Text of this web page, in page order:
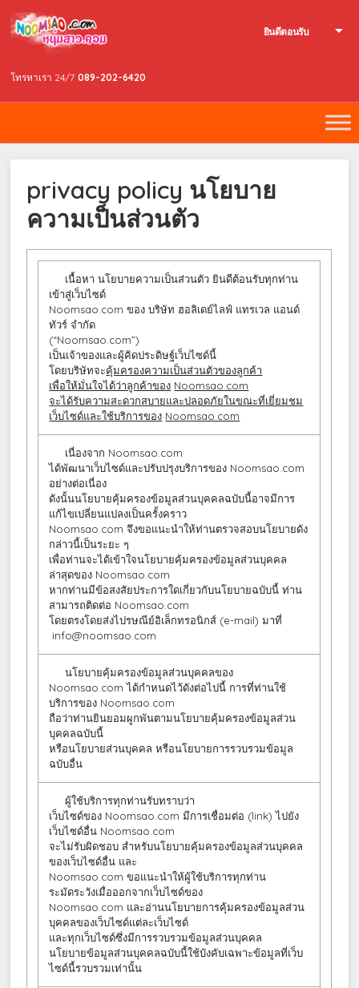
โทรหาเรา 24/7 089-202-6420
ยินดีตอนรับ
privacy policy นโยบาย
ความเป็นส่วนตัว
เนื้อหา นโยบายความเป็นส่วนตัว ยินดีต้อนรับทุกท่าน
เข้าสู่เว็บไซด์
Noomsao.com ของบริษัท ฮอลิเดย์ไลฟ์ แทรเวล แอนด์
ทัวร์ จำกัด
(“Noomsao.com”)
เป็นเจ้าของและผู้คิดประดิษฐ์เว็บไซด์นี้
โดยบริษัทจะคุ้มครองความเป็นส่วนตัวของลูกค้า
เพื่อให้มั่นใจได้ว่าลูกค้าของ Noomsao.com
จะได้รับความสะดวกสบายและปลอดภัยในขณะที่เยี่ยมชม
เว็บไซด์และใช้บริการของ Noomsao.com
เนื่องจาก Noomsao.com
ได้พัฒนาเว็บไซด์และปรับปรุงบริการของ Noomsao.com
อย่างต่อเนื่อง
ดังนั้นนโยบายคุ้มครองข้อมูลส่วนบุคคลฉบับนี้อาจมีการ
แก้ไขเปลี่ยนแปลงเป็นครั้งคราว
Noomsao.com จึงขอแนะนำให้ท่านตรวจสอบนโยบายดัง
กล่าวนี้เป็นระยะ ๆ
เพื่อท่านจะได้เข้าใจนโยบายคุ้มครองข้อมูลส่วนบุคคล
ล่าสุดของ Noomsao.com
หากท่านมีข้อสงสัยประการใดเกี่ยวกับนโยบายฉบับนี้ ท่าน
สามารถติดต่อ Noomsao.com
โดยตรงโดยส่งไปรษณีย์อิเล็กทรอนิกส์ (e-mail) มาที่
info@noomsao.com
นโยบายคุ้มครองข้อมูลส่วนบุคคลของ
Noomsao.com ได้กำหนดไว้ดังต่อไปนี้ การที่ท่านใช้
บริการของ Noomsao.com
ถือว่าท่านยินยอมผูกพันตามนโยบายคุ้มครองข้อมูลส่วน
บุคคลฉบับนี้
หรือนโยบายส่วนบุคคล หรือนโยบายการรวบรวมข้อมูล
ฉบับอื่น
ผู้ใช้บริการทุกท่านรับทราบว่า
เว็บไซด์ของ Noomsao.com มีการเชื่อมต่อ (link) ไปยัง
เว็บไซด์อื่น Noomsao.com
จะไม่รับผิดชอบ สำหรับนโยบายคุ้มครองข้อมูลส่วนบุคคล
ของเว็บไซด์อื่น และ
Noomsao.com ขอแนะนำให้ผู้ใช้บริการทุกท่าน
ระมัดระวังเมื่อออกจากเว็บไซด์ของ
Noomsao.com และอ่านนโยบายการคุ้มครองข้อมูลส่วน
บุคคลของเว็บไซด์แต่ละเว็บไซด์
และทุกเว็บไซด์ซึ่งมีการรวบรวมข้อมูลส่วนบุคคล
นโยบายข้อมูลส่วนบุคคลฉบับนี้ใช้บังคับเฉพาะข้อมูลที่เว็บ
ไซด์นี้รวบรวมเท่านั้น